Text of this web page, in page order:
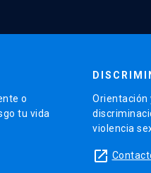
o
tu vida
Orientación
violencia
launch